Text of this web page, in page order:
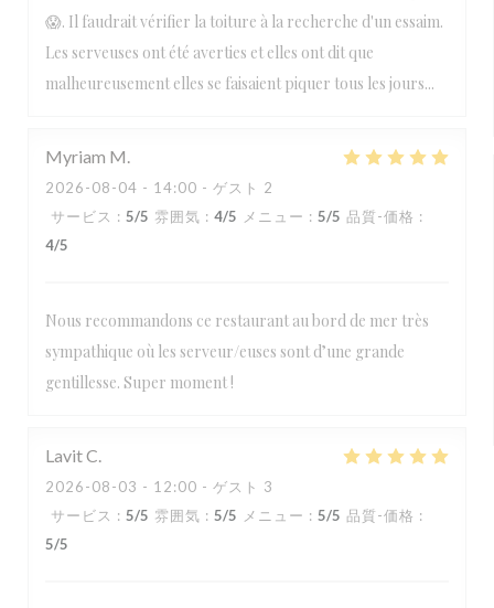
😱. Il faudrait vérifier la toiture à la recherche d'un essaim.
Les serveuses ont été averties et elles ont dit que
malheureusement elles se faisaient piquer tous les jours...
Myriam M
2026-08-04 - 14:00 - ゲスト 2
サービス : 5/5 雰囲気 : 4/5 メニュー : 5/5 品質-価格 :
4/5
Nous recommandons ce restaurant au bord de mer très
sympathique où les serveur/euses sont d’une grande
gentillesse. Super moment !
LavitC
2026-08-03 - 12:00 - ゲスト 3
サービス : 5/5 雰囲気 : 5/5 メニュー : 5/5 品質-価格 :
5/5